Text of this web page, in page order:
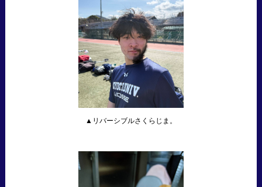
▲リバーシブルさくらじま。